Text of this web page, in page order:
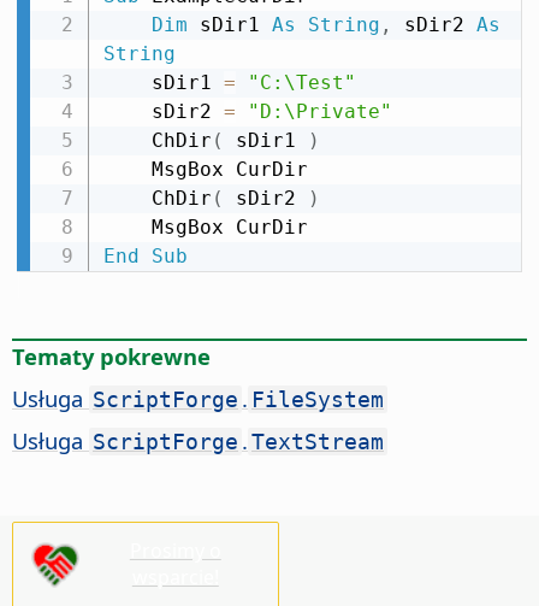
Dim sDir1 As String , sDir2 As
String
    sDir1
=
"C:\Test"
    sDir2
=
"D:\Private"
    ChDir
( sDir1
)
    ChDir
( sDir2
)
End
Sub
Tematy pokrewne
Usługa ScriptForge . FileSystem
Usługa ScriptForge .TextStream